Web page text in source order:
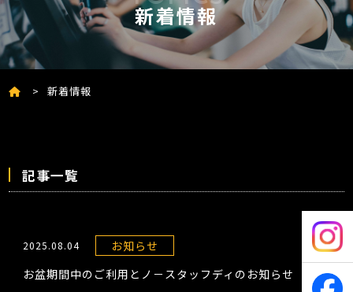
新着情報
新着情報
記事一覧
2025.08.04
お知らせ
お盆期間中のご利用とノ－スタッフディのお知らせ